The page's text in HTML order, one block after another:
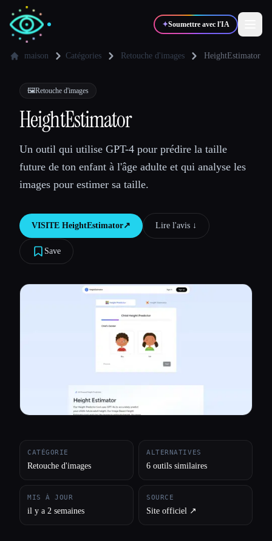
✦Soumettre avec l'IA
✍️Auteurs
💻 Développeurs
🎓Étudiants 🎬Créateurs
Blog
Comparer les outils
Toutes les catégories
maison Catégories Retouche d'images HeightEstimator
🖼️Retouche d'images
HeightEstimator
Un outil qui utilise GPT-4 pour prédire la taille
future de ton enfant à l'âge adulte et qui analyse les
images pour estimer sa taille.
VISITE HeightEstimator↗︎ Lire l'avis ↓︎
Save
CATÉGORIE
Retouche d'images
ALTERNATIVES
6 outils similaires
MIS À JOUR
il y a 2 semaines
SOURCE
Site officiel ↗︎